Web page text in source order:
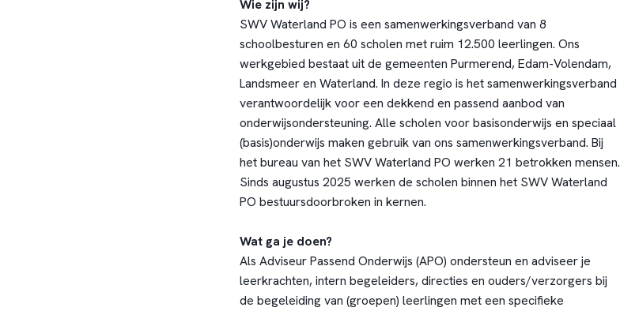
Wie zijn wij?
SWV Waterland PO is een samenwerkingsverband van 8
schoolbesturen en 60 scholen met ruim 12.500 leerlingen. Ons
werkgebied bestaat uit de gemeenten Purmerend, Edam-Volendam,
Landsmeer en Waterland. In deze regio is het samenwerkingsverband
verantwoordelijk voor een dekkend en passend aanbod van
onderwijsondersteuning. Alle scholen voor basisonderwijs en speciaal
(basis)onderwijs maken gebruik van ons samenwerkingsverband. Bij
het bureau van het SWV Waterland PO werken 21 betrokken mensen.
Sinds augustus 2025 werken de scholen binnen het SWV Waterland
PO bestuursdoorbroken in kernen.
Wat ga je doen?
Als Adviseur Passend Onderwijs (APO) ondersteun en adviseer je
leerkrachten, intern begeleiders, directies en ouders/verzorgers bij
de begeleiding van (groepen) leerlingen met een specifieke